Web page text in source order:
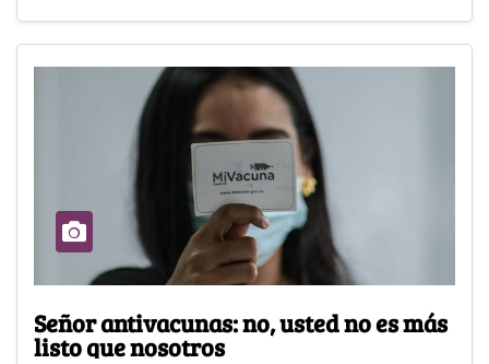
Señor antivacunas: no, usted no es más
listo que nosotros